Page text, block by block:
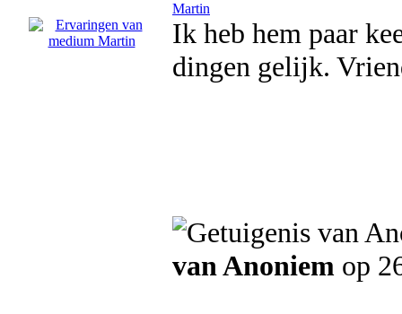
Martin
Ik heb hem paar
dingen gelijk.
van Anoniem op